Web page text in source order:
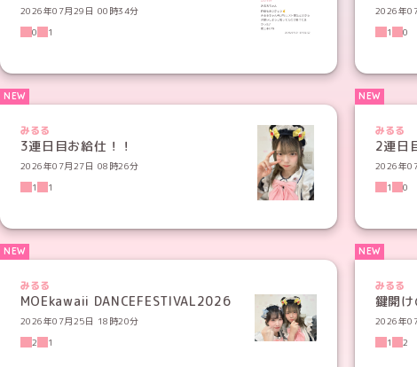
2026年07月29日 00時34分
0
1
2026年
1
0
みるる
3連日目お給仕！！
2026年07月27日 08時26分
1
1
みるる
2連日
2026年
1
0
みるる
MOEkawaii DANCEFESTIVAL2026
2026年07月25日 18時20分
2
1
みるる
鍵開
2026年
1
2